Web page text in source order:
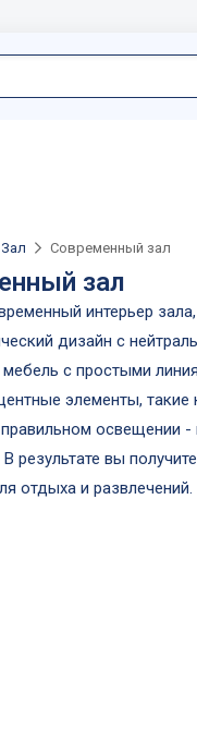
Зал Современный зал
зал
интерьер
дизайн с
мебель с простыми
элементы, такие
освещении -
результате вы
отдыха и развлечений.